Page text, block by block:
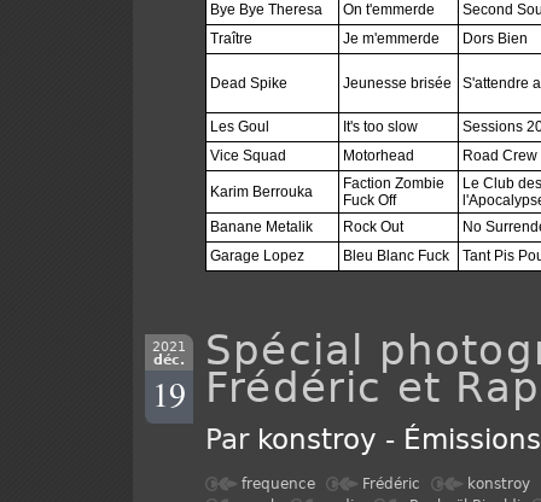
Bye Bye Theresa
On t'emmerde
Second
Traître
Je m'emmerde Dors Bien
Dead Spike Jeunesse brisée S'attendre
Les Goul It's too slow
Sessions
Vice Squad
Motorhead Road Crew
Karim Berrouka
Faction Zombie
Fuck Off
Le Club
Banane Metalik
Rock Out
No
Garage Lopez
Bleu Blanc Fuck Tant Pis
2021
déc.
19
Spécial
Frédéric et
Par konstroy -
frequence Frédéric
konstroy